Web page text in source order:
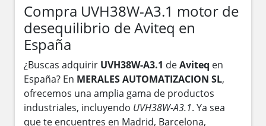
Compra UVH38W-A3.1 motor de
desequilibrio de Aviteq en
España
¿Buscas adquirir UVH38W-A3.1 deAviteq en
España? En MERALES AUTOMATIZACION SL,
ofrecemos una amplia gama de productos
industriales, incluyendo UVH38W-A3.1. Ya sea
que te encuentres en Madrid, Barcelona,